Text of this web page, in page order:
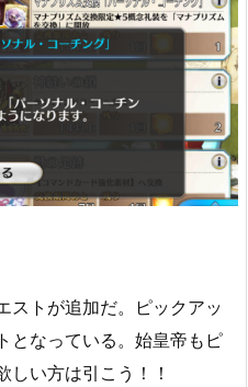
ストが追加だ。ピックアッ
となっている。始皇帝もピ
しい方は引こう！！